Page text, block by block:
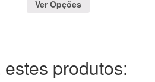
Ver Opções
produtos: